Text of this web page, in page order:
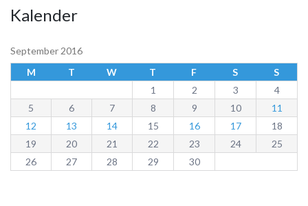
Kalender
September 2016
M
T W T F S
S
1
2 3
4
5
6 7 8 9 10
11
12
13 14 15 16 17
18
19
20 21 22 23 24
25
26
27 28 29 30